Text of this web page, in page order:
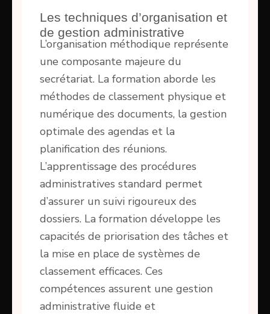
Les techniques d’organisation et
de gestion administrative
L’organisation méthodique représente
une composante majeure du
secrétariat. La formation aborde les
méthodes de classement physique et
numérique des documents, la gestion
optimale des agendas et la
planification des réunions.
L’apprentissage des procédures
administratives standard permet
d’assurer un suivi rigoureux des
dossiers. La formation développe les
capacités de priorisation des tâches et
la mise en place de systèmes de
classement efficaces. Ces
compétences assurent une gestion
administrative fluide et